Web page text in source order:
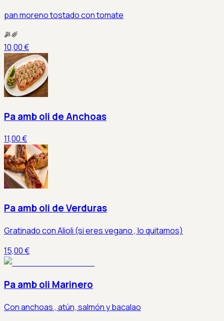
pan moreno tostado con tomate
10,00 €
Pa amb oli de Anchoas
11,00 €
Pa amb oli de Verduras
Gratinado con Alioli (si eres vegano , lo quitamos)
15,00 €
Pa amb oli Marinero
Con anchoas , atún, salmón y bacalao